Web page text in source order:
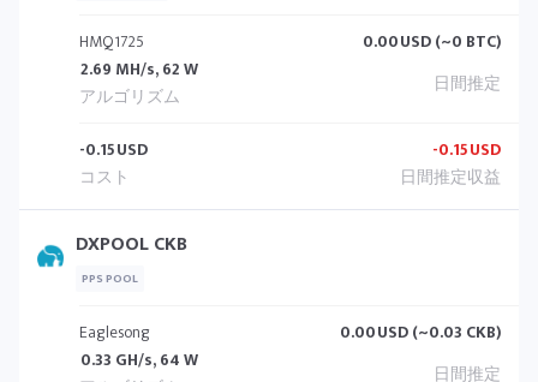
HMQ1725
2.69 MH/s, 62 W
0.00USD (~0 BTC)
-0.15USD -0.15USD
DXPOOL CKB
PPS POOL
Eaglesong
0.33 GH/s, 64 W
0.00USD (~0.03 CKB)